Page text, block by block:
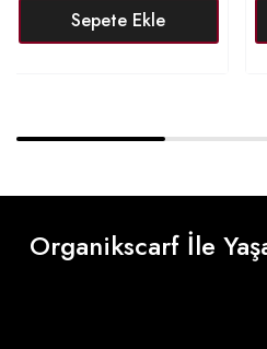
Sepete Ekle
Organikscarf İle